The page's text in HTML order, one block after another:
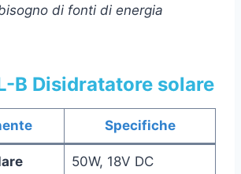
di fonti di energia
B Disidratatore solare
Specifiche
50W, 18V DC